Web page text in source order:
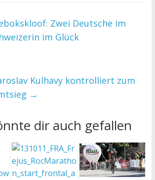
Zwei Deutsche im
im Glück
Kulhavy kontrolliert zum
→
dir auch gefallen